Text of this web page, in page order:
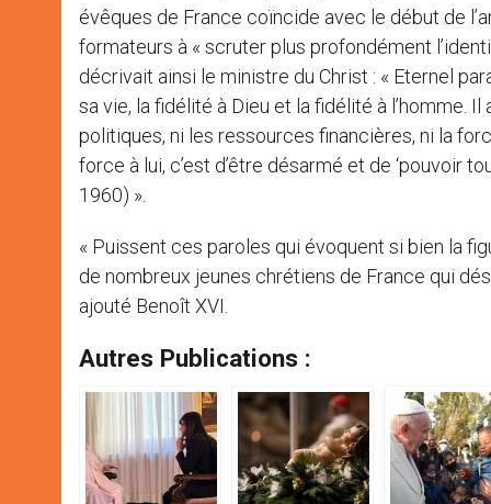
évêques de France coïncide avec le début de
formateurs à « scruter plus profondément
décrivait ainsi le ministre du Christ : « Eternel
sa vie, la fidélité à Dieu et la fidélité à l’homme.
politiques, ni les ressources financières, ni la
force à lui, c’est d’être désarmé et de ‘pouvoir
1960) ».
« Puissent ces paroles qui évoquent si bien la
de nombreux jeunes chrétiens de France qui
ajouté Benoît XVI.
Autres Publications :